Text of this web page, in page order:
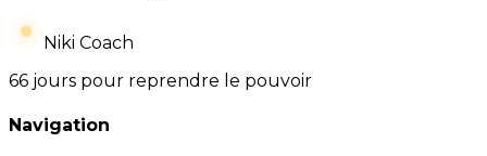
Niki Coach
66 jours pour reprendre le pouvoir
Navigation